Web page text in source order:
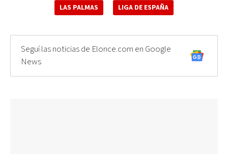
LAS PALMAS LIGA DE ESPAÑA
Seguí las noticias de Elonce.com en Google
News